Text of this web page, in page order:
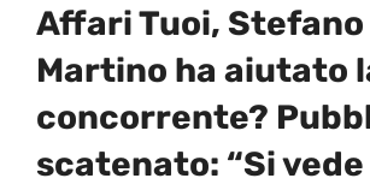
Affari Tuoi, Stefano
Martino ha aiutato
concorrente?
scatenato: “Si vede